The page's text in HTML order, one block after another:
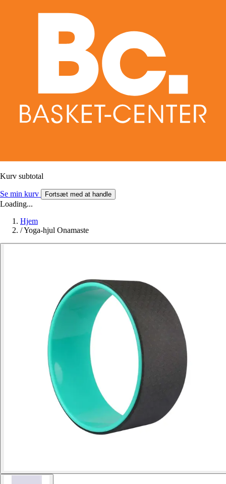
Kurv subtotal
Se min kurv Fortsæt med at handle
Loading...
Hjem
/Yoga-hjul Onamaste